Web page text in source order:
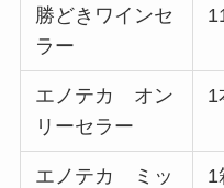
勝どきワインセ
ラー
エノテカ オン
リーセラー
1
エノテカ ミッ
1